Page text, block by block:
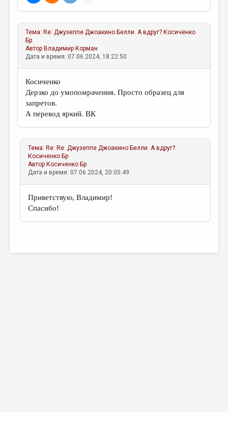
Тема: Re: Джузеппе Джоакино Белли. А вдруг? Косиченко
Бр
Автор Владимир Корман
Дата и время: 07.06.2024, 18:22:50
Косиченко
Дерзко до умопомрачения. Просто образец для
запретов.
А перевод яркий. ВК
Тема: Re: Re: Джузеппе Джоакино Белли. А вдруг?
Косиченко Бр
Автор Косиченко Бр
Дата и время: 07.06.2024, 20:05:49
Приветствую, Владимир!
Спасибо!